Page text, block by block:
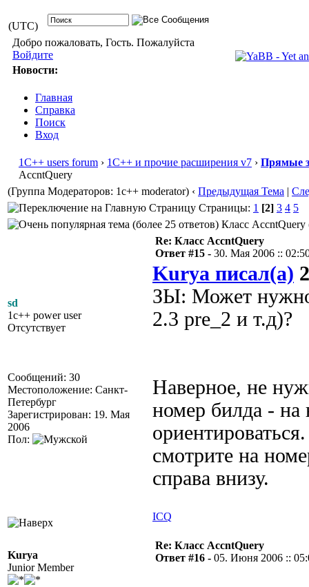
(UTC)
Добро пожаловать, Гость. Пожалуйста
Войдите
Новости:
Главная
Справка
Поиск
Вход
1С++ users forum › 1С++ и прочие расширения v7 › Прямые
AccntQuery
(Группа Модераторов: 1c++ moderator) ‹ Предыдущая Тема |
Страницы: 1 [2] 3 4 5
Класс AccntQuery
sd
1c++ power user
Отсутствует
Сообщений: 30
Местоположение: Санкт-
Петербург
Зарегистрирован: 19. Мая
2006
Пол:
Re: Класс AccntQuery
Ответ #15 - 30. Мая 2006 ::
Kurya писал(а)
ЗЫ: Может нужно
2.3 pre_2 и т.д)?
Наверное, не
номер билда -
смотрите на
справа внизу.
ICQ
Kurya
Junior Member
Re: Класс AccntQuery
Ответ #16 - 05. Июня 2006 ::